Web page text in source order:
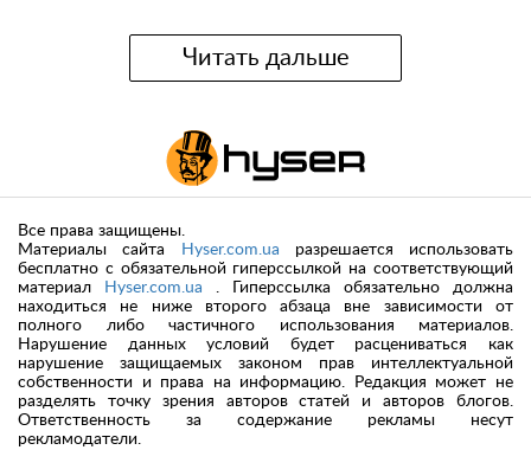
Читать дальше
Все права защищены.
Материалы сайта
Hyser.com.ua разрешается использовать
бесплатно с обязательной гиперссылкой на соответствующий
материал
Hyser.com.ua . Гиперссылка обязательно должна
находиться не ниже второго абзаца вне зависимости от
полного либо частичного использования материалов.
Нарушение данных условий будет расцениваться как
нарушение защищаемых законом прав интеллектуальной
собственности и права на информацию. Редакция может не
разделять точку зрения авторов статей и авторов блогов.
Ответственность за содержание рекламы несут
рекламодатели.